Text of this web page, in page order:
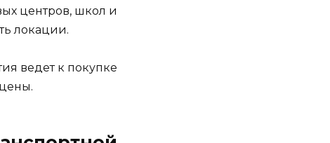
центров, школ и
локации.
ведет к покупке